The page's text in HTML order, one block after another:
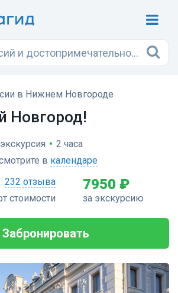
в Нижнем Новгороде
Новгород!
• 2 часа
в календаре
232 отзыва
стоимости
7950 ₽
за экскурсию
Забронировать